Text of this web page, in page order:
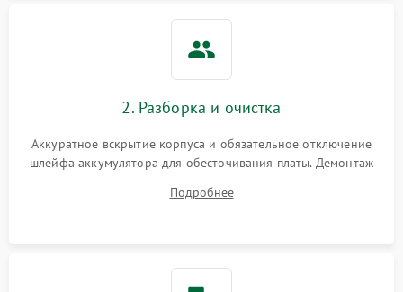
2. Разборка и очистка
Аккуратное вскрытие корпуса и обязательное отключение
шлейфа аккумулятора для обесточивания платы. Демонтаж
высохшей термопасты с кристаллов чипов.
Подробнее